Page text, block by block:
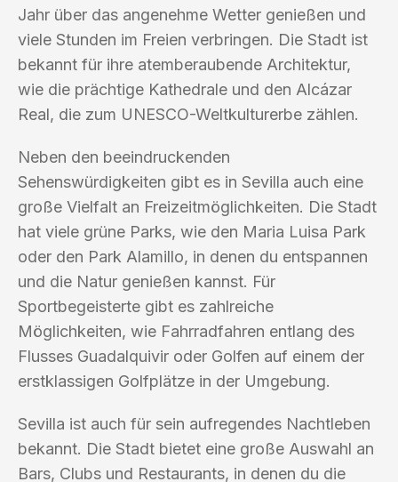
Jahr über das angenehme Wetter genießen und
viele Stunden im Freien verbringen. Die Stadt ist
bekannt für ihre atemberaubende Architektur,
wie die prächtige Kathedrale und den Alcázar
Real, die zum UNESCO-Weltkulturerbe zählen.
Neben den beeindruckenden
Sehenswürdigkeiten gibt es in Sevilla auch eine
große Vielfalt an Freizeitmöglichkeiten. Die Stadt
hat viele grüne Parks, wie den Maria Luisa Park
oder den Park Alamillo, in denen du entspannen
und die Natur genießen kannst. Für
Sportbegeisterte gibt es zahlreiche
Möglichkeiten, wie Fahrradfahren entlang des
Flusses Guadalquivir oder Golfen auf einem der
erstklassigen Golfplätze in der Umgebung.
Sevilla ist auch für sein aufregendes Nachtleben
bekannt. Die Stadt bietet eine große Auswahl an
Bars, Clubs und Restaurants, in denen du die